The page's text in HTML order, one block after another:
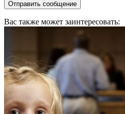
Вас также может заинтересовать: